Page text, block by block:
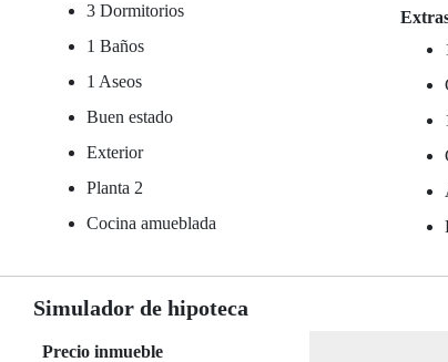
3 Dormitorios
1 Baños
1 Aseos
Buen estado
Exterior
Planta 2
Cocina amueblada
Simulador de hipoteca
Precio inmueble